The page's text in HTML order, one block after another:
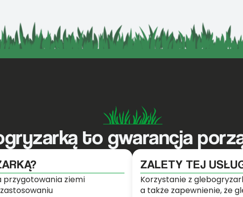
to gwarancja
przygotowania ziemi
ZALETY TEJ
Korzystanie z
a także zapewnienie, że